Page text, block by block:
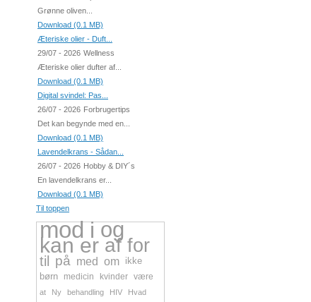
Grønne oliven...
Download (0.1 MB)
Æteriske olier - Duft...
29/07 - 2026 Wellness
Æteriske olier dufter af...
Download (0.1 MB)
Digital svindel: Pas...
26/07 - 2026 Forbrugertips
Det kan begynde med en...
Download (0.1 MB)
Lavendelkrans - Sådan...
26/07 - 2026 Hobby & DIY´s
En lavendelkrans er...
Download (0.1 MB)
Til toppen
mod i og
kan er af for
til på med om ikke
børn
medicin kvinder
være
at
Ny behandling HIV
Hvad